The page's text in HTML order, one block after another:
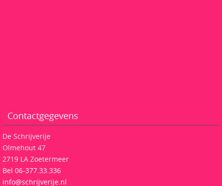
Contactgegevens
De Schrijverije
Olmehout 47
2719 LA Zoetermeer
Bel 06-377.33.336
info@schrijverije.nl